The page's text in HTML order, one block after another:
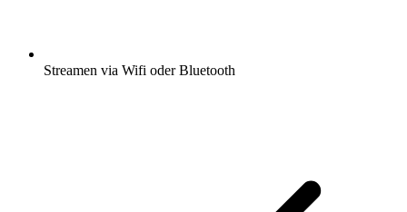
Streamen via Wifi oder Bluetooth